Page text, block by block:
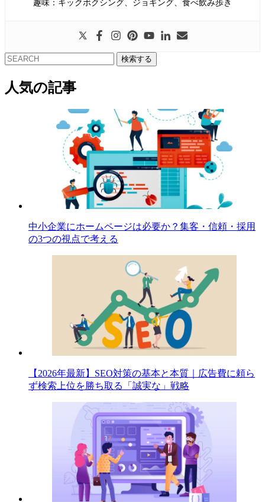
趣味：キックボクシング、ジョギング、食べ飲み歩き
検索する
人気の記事
中小企業にホームページは必要か？集客・信頼・採用
の3つの視点で考える
【2026年最新】SEO対策の基本と本質｜広告費に頼ら
ず検索上位を勝ち取る「誠実な」戦略